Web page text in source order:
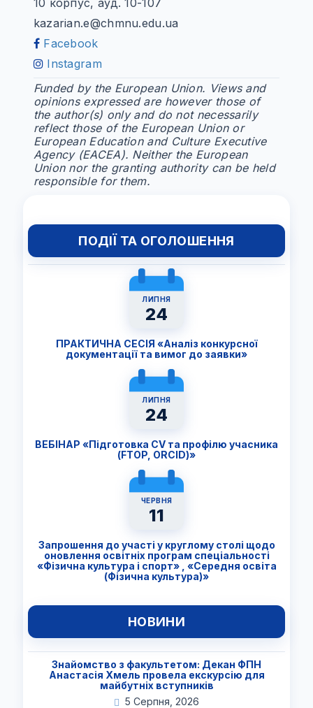
10 корпус, ауд. 10-107
kazarian.e@chmnu.edu.ua
Facebook
Instagram
Funded by the European Union. Views and
opinions expressed are however those of
the author(s) only and do not necessarily
reflect those of the European Union or
European Education and Culture Executive
Agency (EACEA). Neither the European
Union nor the granting authority can be held
responsible for them.
ПОДІЇ ТА ОГОЛОШЕННЯ
ЛИПНЯ
24
ПРАКТИЧНА СЕСІЯ «Аналіз конкурсної
документації та вимог до заявки»
ЛИПНЯ
24
ВЕБІНАР «Підготовка CV та профілю учасника
(FTОP, ORCID)»
ЧЕРВНЯ
11
Запрошення до участі у круглому столі щодо
оновлення освітніх програм спеціальності
«Фізична культура і спорт» , «Середня освіта
(Фізична культура)»
НОВИНИ
Знайомство з факультетом: Декан ФПН
Анастасія Хмель провела екскурсію для
майбутніх вступників
5 Серпня, 2026